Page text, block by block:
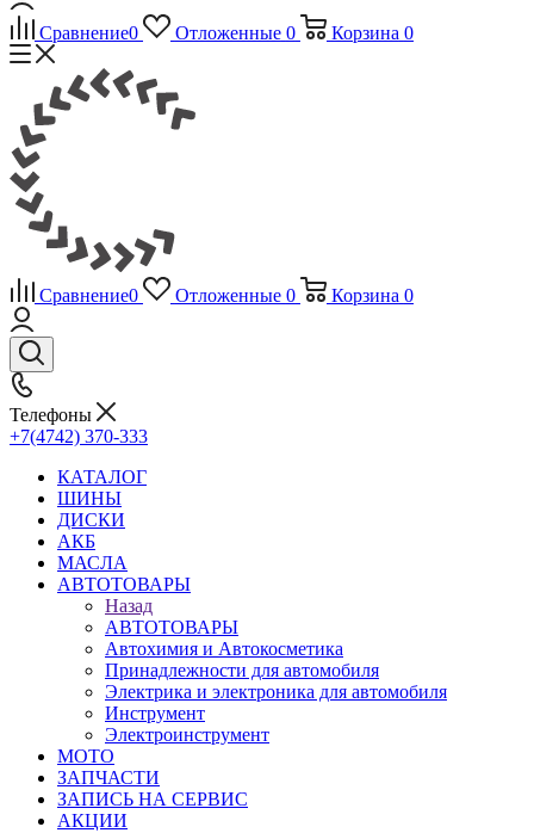
Сравнение0 Отложенные 0 Корзина 0
Сравнение0 Отложенные 0 Корзина 0
Телефоны
+7(4742) 370-333
КАТАЛОГ
ШИНЫ
ДИСКИ
АКБ
МАСЛА
АВТОТОВАРЫ
Назад
АВТОТОВАРЫ
Автохимия и Автокосметика
Принадлежности для автомобиля
Электрика и электроника для автомобиля
Инструмент
Электроинструмент
МОТО
ЗАПЧАСТИ
ЗАПИСЬ НА СЕРВИС
АКЦИИ